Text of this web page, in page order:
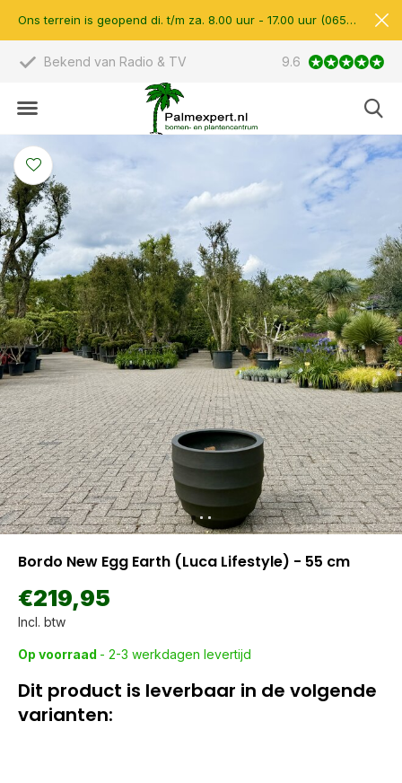
Scherpe prijzen & eigen import 14.000 m2
9.6
Ons terrein is geopend di. t/m za. 8.00 uur - 17.00 uur (0657510597)
Bordo New Egg Earth (Luca Lifestyle) - 55 cm
€219,95
Incl. btw
Op voorraad - 2-3 werkdagen levertijd
Dit product is leverbaar in de volgende
varianten: